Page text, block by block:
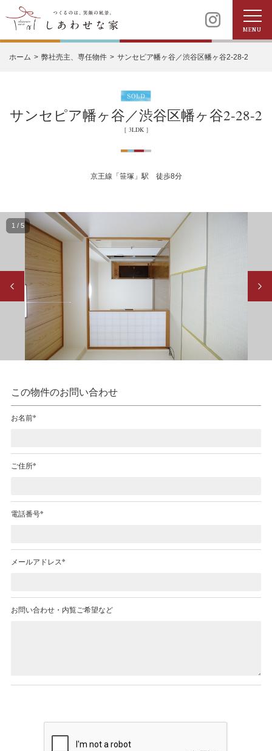
MENU
ホーム 弊社売主、専任物件 サンセピア幡ヶ谷／渋谷区幡ヶ谷2-28-2
サンセピア幡ヶ谷／渋谷区幡ヶ谷2-28-2
［ 3LDK ］
京王線「笹塚」駅 徒歩8分
1 / 5
この物件のお問い合わせ
お名前※
ご住所※
電話番号※
メールアドレス※
お問い合わせ・ 内覧ご希望など